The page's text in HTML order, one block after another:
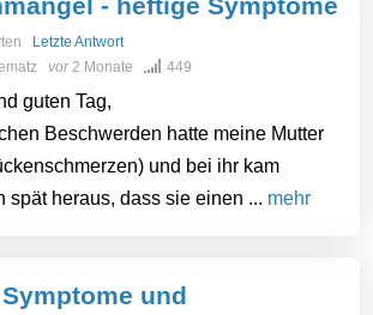
Letzte Antwort
vor2 Monate 449
guten Tag,
Beschwerden hatte meine Mutter
und bei ihr kam
spät heraus, dass sie einen ... mehr
und